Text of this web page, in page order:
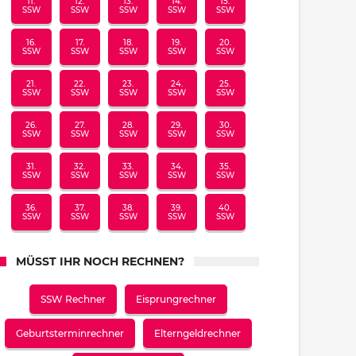
SSW
SSW
SSW
SSW
SSW
16.
SSW
17.
SSW
18.
SSW
19.
SSW
20.
SSW
21.
SSW
22.
SSW
23.
SSW
24.
SSW
25.
SSW
26.
SSW
27.
SSW
28.
SSW
29.
SSW
30.
SSW
31.
SSW
32.
SSW
33.
SSW
34.
SSW
35.
SSW
36.
SSW
37.
SSW
38.
SSW
39.
SSW
40.
SSW
MÜSST IHR NOCH RECHNEN?
SSW Rechner Eisprungrechner
Geburtsterminrechner Elterngeldrechner